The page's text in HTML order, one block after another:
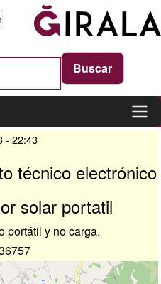
- 22:43
técnico electrónico
solar portatil
portátil y no carga.